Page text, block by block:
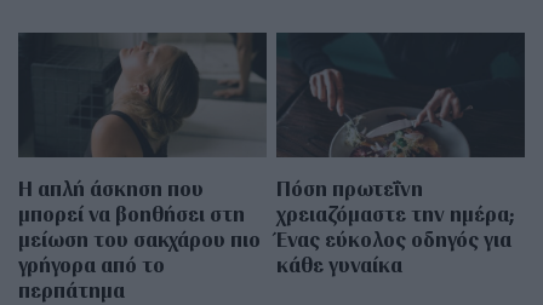
Η απλή άσκηση που
μπορεί να βοηθήσει στη
μείωση του σακχάρου πιο
γρήγορα από το
περπάτημα
Πόση πρωτεΐνη
χρειαζόμαστε την ημέρα;
Ένας εύκολος οδηγός για
κάθε γυναίκα